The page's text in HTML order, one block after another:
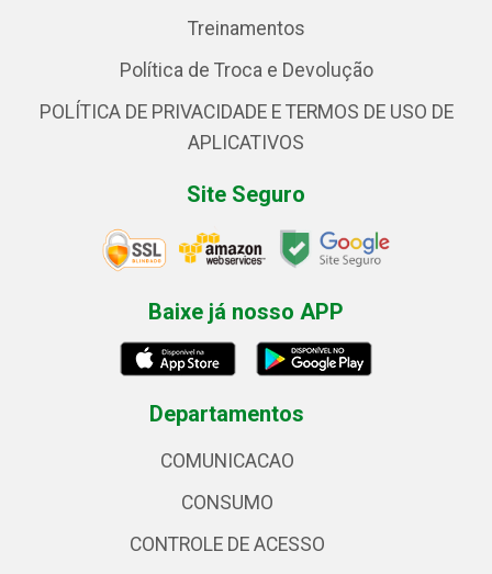
Treinamentos
Política de Troca e Devolução
POLÍTICA DE PRIVACIDADE E TERMOS DE USO DE
APLICATIVOS
Site Seguro
Baixe já nosso APP
Departamentos
COMUNICACAO
CONSUMO
CONTROLE DE ACESSO